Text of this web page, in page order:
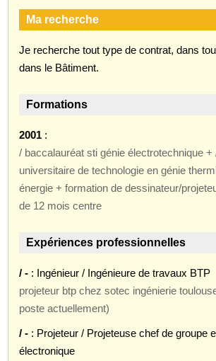
Ma recherche
Je recherche tout type de contrat, dans
dans le Bâtiment.
Formations
2001 :
/ baccalauréat sti génie électrotechnique +
universitaire de technologie en génie
énergie + formation de dessinateur/
de 12 mois centre
Expériences professionnelles
/ - : Ingénieur / Ingénieure de travaux BTP
projeteur btp chez sotec ingénierie
poste actuellement)
/ - : Projeteur / Projeteuse chef de groupe
électronique